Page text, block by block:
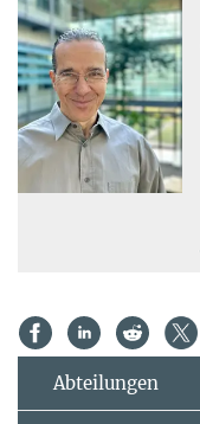
Abteilungen